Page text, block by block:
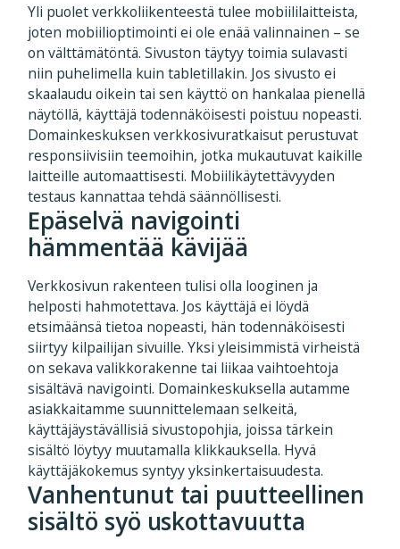
Yli puolet verkkoliikenteestä tulee mobiililaitteista,
joten mobiilioptimointi ei ole enää valinnainen – se
on välttämätöntä. Sivuston täytyy toimia sulavasti
niin puhelimella kuin tabletillakin. Jos sivusto ei
skaalaudu oikein tai sen käyttö on hankalaa pienellä
näytöllä, käyttäjä todennäköisesti poistuu nopeasti.
Domainkeskuksen verkkosivuratkaisut perustuvat
responsiivisiin teemoihin, jotka mukautuvat kaikille
laitteille automaattisesti. Mobiilikäytettävyyden
testaus kannattaa tehdä säännöllisesti.
Epäselvä navigointi
hämmentää kävijää
Verkkosivun rakenteen tulisi olla looginen ja
helposti hahmotettava. Jos käyttäjä ei löydä
etsimäänsä tietoa nopeasti, hän todennäköisesti
siirtyy kilpailijan sivuille. Yksi yleisimmistä virheistä
on sekava valikkorakenne tai liikaa vaihtoehtoja
sisältävä navigointi. Domainkeskuksella autamme
asiakkaitamme suunnittelemaan selkeitä,
käyttäjäystävällisiä sivustopohjia, joissa tärkein
sisältö löytyy muutamalla klikkauksella. Hyvä
käyttäjäkokemus syntyy yksinkertaisuudesta.
Vanhentunut tai puutteellinen
sisältö syö uskottavuutta